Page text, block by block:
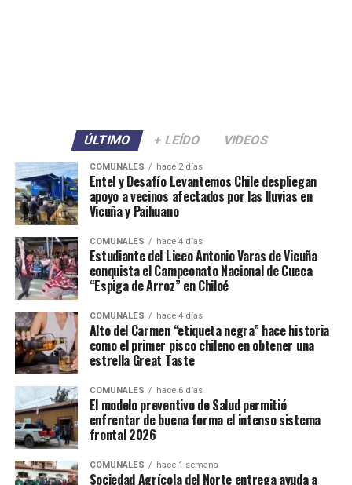
ÚLTIMO + LEÍDO VIDEOS
COMUNALES hace 2 días
Entel y Desafío Levantemos Chile despliegan
apoyo a vecinos afectados por las lluvias en
Vicuña y Paihuano
COMUNALES hace 4 días
Estudiante del Liceo Antonio Varas de Vicuña
conquista el Campeonato Nacional de Cueca
“Espiga de Arroz” en Chiloé
COMUNALES hace 4 días
Alto del Carmen “etiqueta negra” hace historia
como el primer pisco chileno en obtener una
estrella Great Taste
COMUNALES hace 6 días
El modelo preventivo de Salud permitió
enfrentar de buena forma el intenso sistema
frontal 2026
COMUNALES hace 1 semana
Sociedad Agrícola del Norte entrega ayuda a